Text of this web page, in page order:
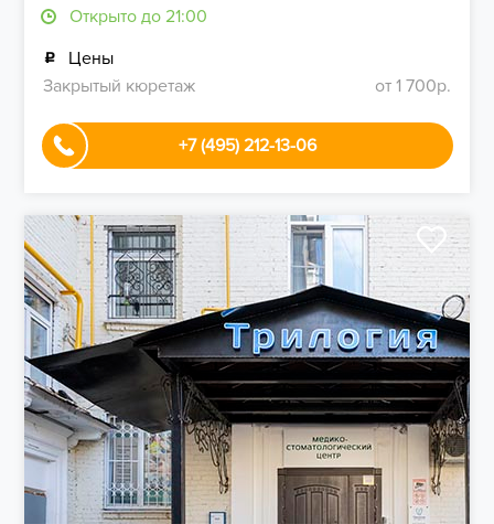
Открыто до 21:00
Цены
Закрытый кюретаж
от 1 700р.
+7 (495) 212-13-06